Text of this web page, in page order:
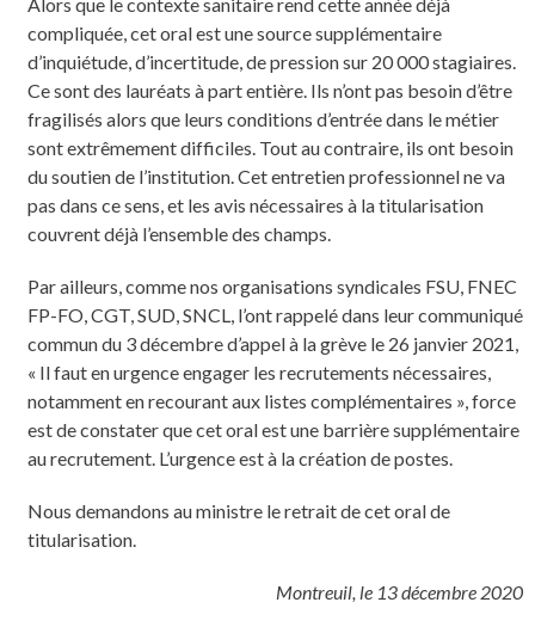
Alors que le contexte sanitaire rend cette année déjà
compliquée, cet oral est une source supplémentaire
d’inquiétude, d’incertitude, de pression sur 20 000 stagiaires.
Ce sont des lauréats à part entière. Ils n’ont pas besoin d’être
fragilisés alors que leurs conditions d’entrée dans le métier
sont extrêmement difficiles. Tout au contraire, ils ont besoin
du soutien de l’institution. Cet entretien professionnel ne va
pas dans ce sens, et les avis nécessaires à la titularisation
couvrent déjà l’ensemble des champs.
Par ailleurs, comme nos organisations syndicales FSU, FNEC
FP-FO, CGT, SUD, SNCL, l’ont rappelé dans leur communiqué
commun du 3 décembre d’appel à la grève le 26 janvier 2021,
« Il faut en urgence engager les recrutements nécessaires,
notamment en recourant aux listes complémentaires », force
est de constater que cet oral est une barrière supplémentaire
au recrutement. L’urgence est à la création de postes.
Nous demandons au ministre le retrait de cet oral de
titularisation.
Montreuil, le 13 décembre 2020